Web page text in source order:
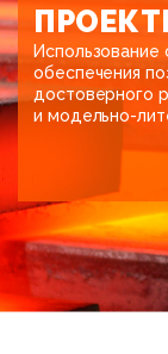
Использование
обеспечения
достоверного
и модельно-